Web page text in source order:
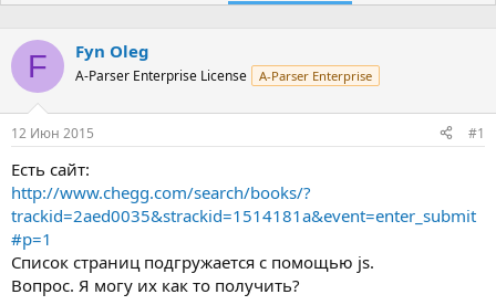
о
т
е
ы
а
а
а
F Fyn Oleg
A-Parser Enterprise License A-Parser Enterprise
12 Июн 2015 #1
Есть сайт:
http://www.chegg.com/search/books/?
trackid=2aed0035&strackid=1514181a&event=enter_submit
#p=1
Список страниц подгружается с помощью js.
Вопрос. Я могу их как то получить?